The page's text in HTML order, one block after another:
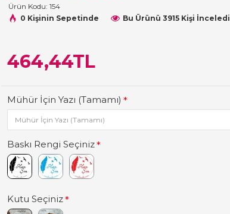
Ürün Kodu: 154
0 Kişinin Sepetinde
Bu Ürünü 3915 Kişi İnceledi
464,44TL
Mühür İçin Yazı (Tamamı)
Baskı Rengi Seçiniz
Kutu Seçiniz